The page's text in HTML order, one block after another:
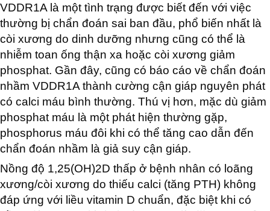
VDDR1A là một tình trạng được biết đến với việc
thường bị chẩn đoán sai ban đầu, phổ biến nhất là
còi xương do dinh dưỡng nhưng cũng có thể là
nhiễm toan ống thận xa hoặc còi xương giảm
phosphat. Gần đây, cũng có báo cáo về chẩn đoán
nhầm VDDR1A thành cường cận giáp nguyên phát
có calci máu bình thường. Thú vị hơn, mặc dù giảm
phosphat máu là một phát hiện thường gặp,
phosphorus máu đôi khi có thể tăng cao dẫn đến
chẩn đoán nhầm là giả suy cận giáp.
Nồng độ 1,25(OH)2D thấp ở bệnh nhân có loãng
xương/còi xương do thiếu calci (tăng PTH) không
đáp ứng với liều vitamin D chuẩn, đặc biệt khi có